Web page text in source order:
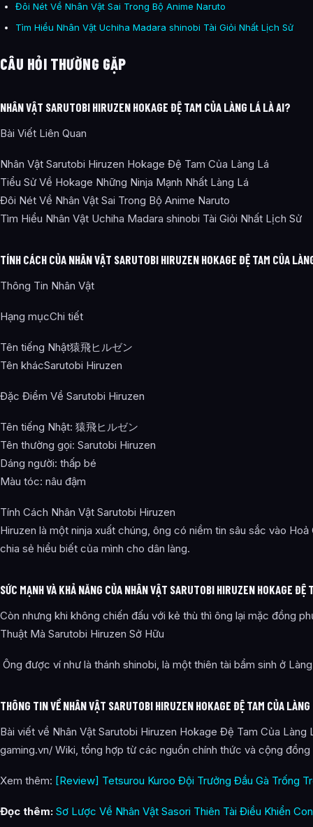
Đôi Nét Về Nhân Vật Sai Trong Bộ Anime Naruto
Tìm Hiểu Nhân Vật Uchiha Madara shinobi Tài Giỏi Nhất Lịch Sử
CÂU HỎI THƯỜNG GẶP
NHÂN VẬT SARUTOBI HIRUZEN HOKAGE ĐỆ TAM CỦA LÀNG LÁ LÀ AI?
Bài Viết Liên Quan
Nhân Vật Sarutobi Hiruzen Hokage Đệ Tam Của Làng Lá
Tiểu Sử Về Hokage Những Ninja Mạnh Nhất Làng Lá
Đôi Nét Về Nhân Vật Sai Trong Bộ Anime Naruto
Tìm Hiểu Nhân Vật Uchiha Madara shinobi Tài Giỏi Nhất Lịch Sử
TÍNH CÁCH CỦA NHÂN VẬT SARUTOBI HIRUZEN HOKAGE ĐỆ TAM CỦA
Thông Tin Nhân Vật
Hạng mụcChi tiết
Tên tiếng Nhật猿飛ヒルゼン
Tên khácSarutobi Hiruzen
Đặc Điểm Về Sarutobi Hiruzen
Tên tiếng Nhật: 猿飛ヒルゼン
Tên thường gọi: Sarutobi Hiruzen
Dáng người: thấp bé
Màu tóc: nâu đậm
Tính Cách Nhân Vật Sarutobi Hiruzen
Hiruzen là một ninja xuất chúng, ông có niềm tin sâu sắc vào
chia sẻ hiểu biết của mình cho dân làng.
SỨC MẠNH VÀ KHẢ NĂNG CỦA NHÂN VẬT SARUTOBI HIRUZEN HOKAGE ĐỆ
Còn nhưng khi không chiến đấu với kẻ thù thì ông lại mặc đồng
Thuật Mà Sarutobi Hiruzen Sở Hữu
Ông được ví như là thánh shinobi, là một thiên tài bẩm sinh ở
THÔNG TIN VỀ NHÂN VẬT SARUTOBI HIRUZEN HOKAGE ĐỆ TAM CỦA
Bài viết về Nhân Vật Sarutobi Hiruzen Hokage Đệ Tam Của
gaming.vn/ Wiki, tổng hợp từ các nguồn chính thức và cộng đồng
Xem thêm: [Review] Tetsurou Kuroo Đội Trưởng Đầu Gà Trống
Đọc thêm: Sơ Lược Về Nhân Vật Sasori Thiên Tài Điều Khiển